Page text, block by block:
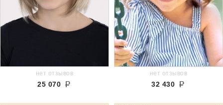
нет отзывов
25 070
нет отзывов
32 430